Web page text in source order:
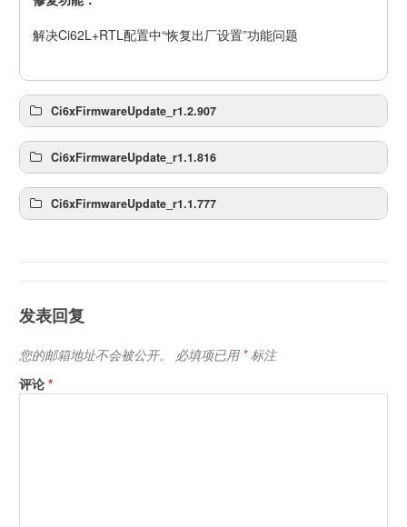
解决Ci62L+RTL配置中“恢复出厂设置”功能问题
Ci6xFirmwareUpdate_r1.2.907
Ci6xFirmwareUpdate_r1.1.816
Ci6xFirmwareUpdate_r1.1.777
发表回复
您的邮箱地址不会被公开。 必填项已用 *标注
评论*